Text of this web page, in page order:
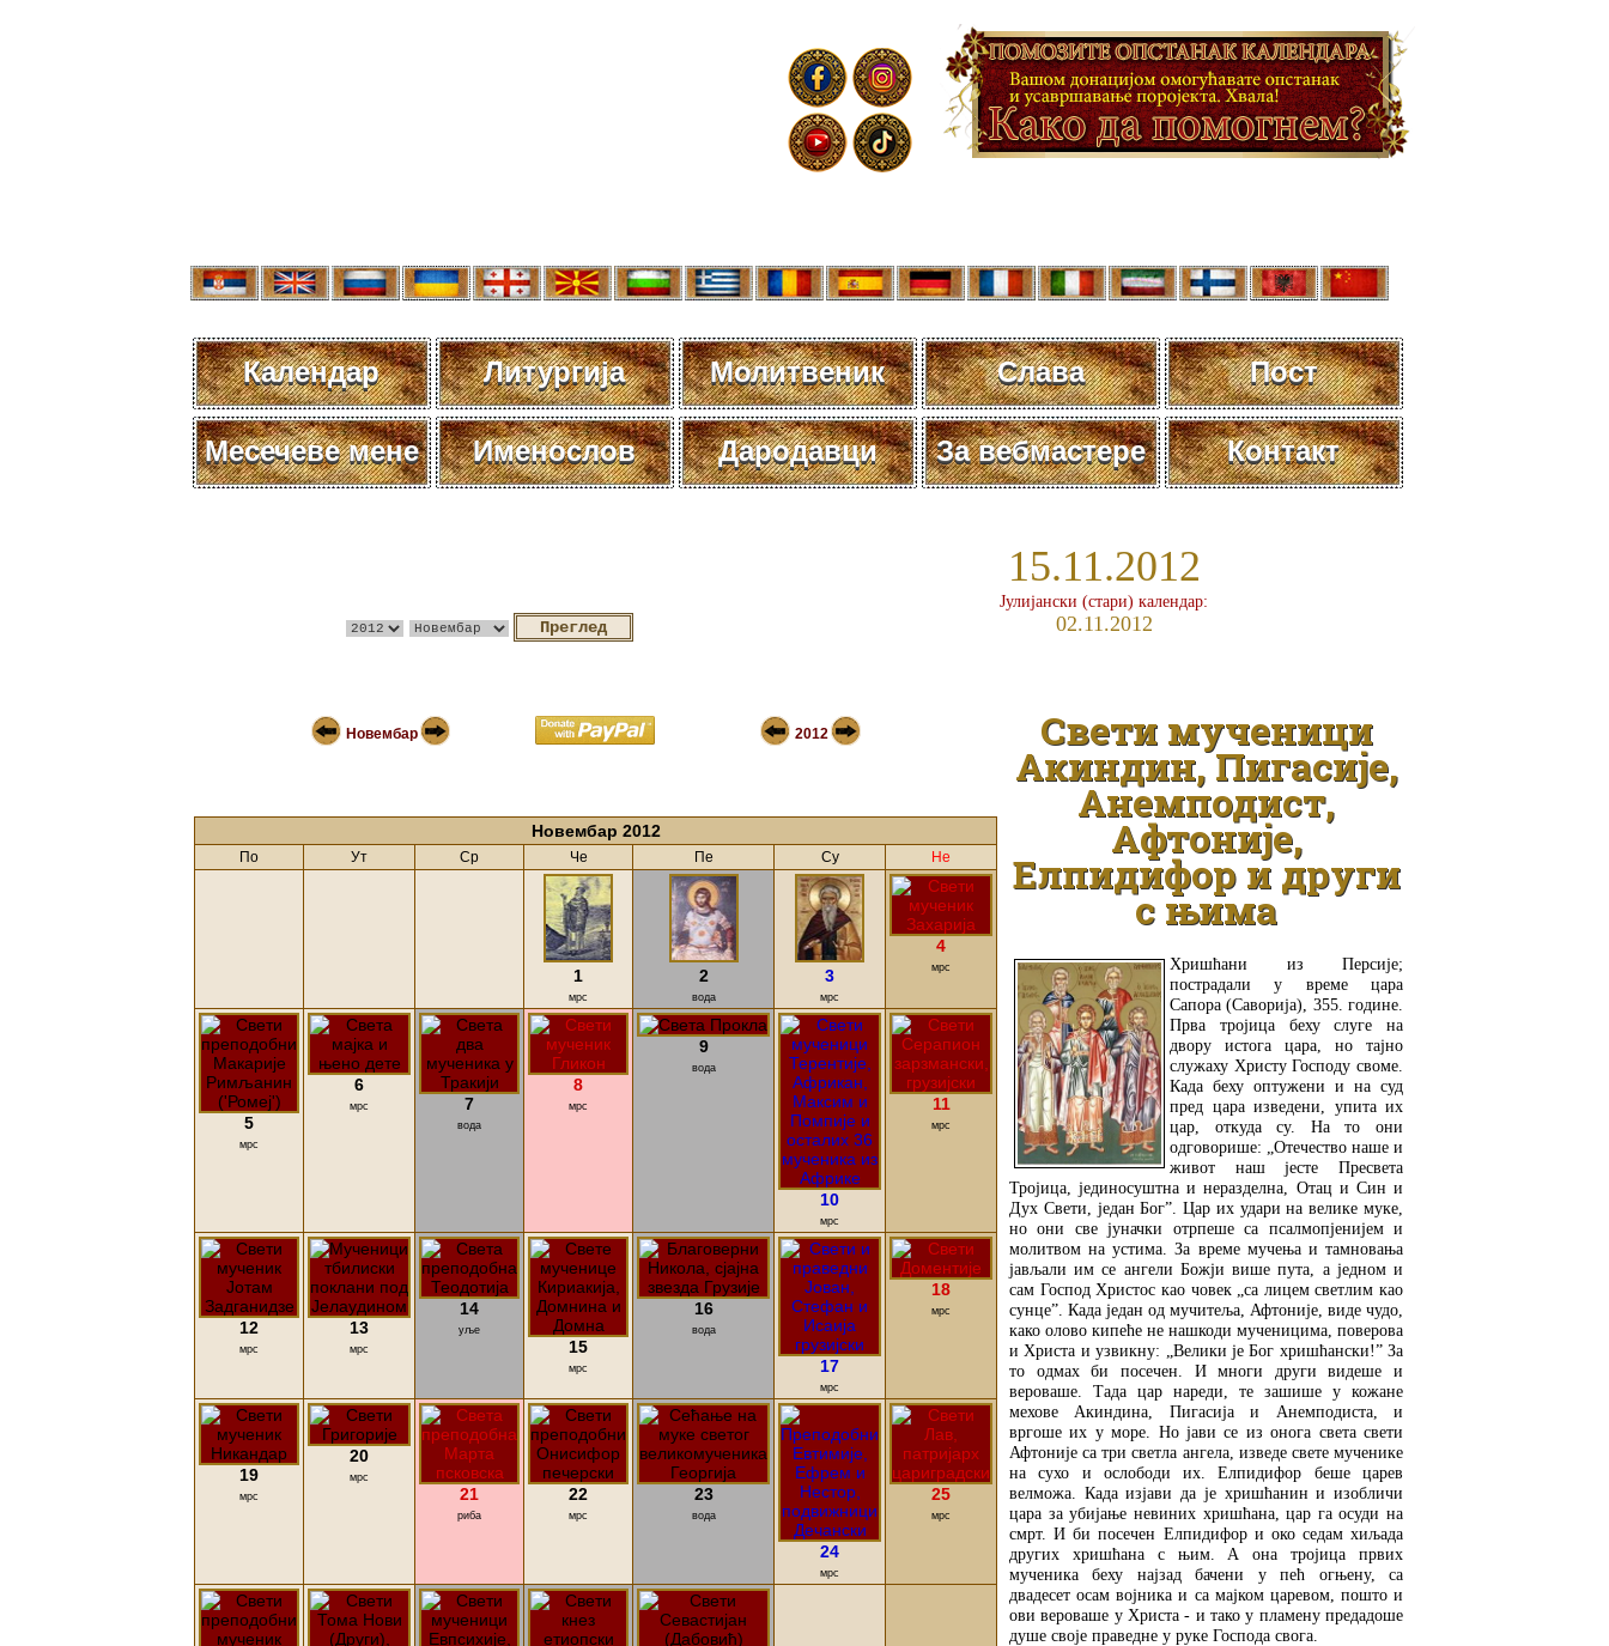
Календар Литургија Молитвеник Слава Пост
Месечеве мене Именослов Дародавци За вебмастере Контакт
15.11.2012
Јулијански (стари) календар:
02.11.2012
Новембар 2012 Свети мученици
Акиндин, Пигасије,
Анемподист,
Афтоније,
Елпидифор и други
с њима
Хришћани из Персије;
пострадали у време цара
Сапора (Саворија), 355. године.
Прва тројица беху слуге на
двору истога цара, но тајно
служаху Христу Господу своме.
Када беху оптужени и на суд
пред цара изведени, упита их
цар, откуда су. На то они
одговорише: „Отечество наше и
живот наш јесте Пресвета
Тројица, јединосуштна и неразделна, Отац и Син и
Дух Свети, један Бог”. Цар их удари на велике муке,
но они све јуначки отрпеше са псалмопјенијем и
молитвом на устима. За време мучења и тамновања
јављали им се ангели Божји више пута, а једном и
сам Господ Христос као човек „са лицем светлим као
сунце”. Када један од мучитеља, Афтоније, виде чудо,
како олово кипеће не нашкоди мученицима, поверова
и Христа и узвикну: „Велики је Бог хришћански!” За
то одмах би посечен. И многи други видеше и
вероваше. Тада цар нареди, те зашише у кожане
мехове Акиндина, Пигасија и Анемподиста, и
вргоше их у море. Но јави се из онога света свети
Афтоније са три светла ангела, изведе свете мученике
на сухо и ослободи их. Елпидифор беше царев
велможа. Када изјави да је хришћанин и изобличи
цара за убијање невиних хришћана, цар га осуди на
смрт. И би посечен Елпидифор и око седам хиљада
других хришћана с њим. А она тројица првих
мученика беху најзад бачени у пећ огњену, са
двадесет осам војника и са мајком царевом, пошто и
ови вероваше у Христа - и тако у пламену предадоше
душе своје праведне у руке Господа свога.
Новембар 2012
По Ут Ср Че Пе Су Не
1
мрс
2
вода
3
мрс
4
мрс
5
мрс
6
мрс 7
вода
8
мрс
9
вода
10
мрс
11
мрс
12
мрс
13
мрс
14
уље
15
мрс
16
вода
17
мрс
18
мрс
19
мрс
20
мрс
21
риба
22
мрс
23
вода
24
мрс
25
мрс